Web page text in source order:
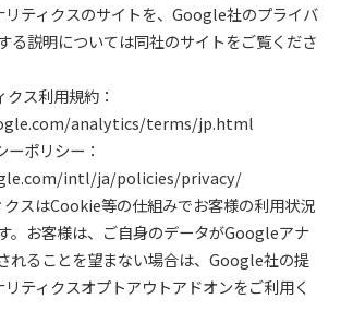
ティクスのサイトを、Google社のプライバ
る説明については同社のサイトをご覧くださ
ス利用規約：
analytics/terms/jp.html
ポリシー：
intl/ja/policies/privacy/
スはCookie等の仕組みでお客様の利用状況
。お客様は、ご自身のデータがGoogleアナ
れることを望まない場合は、Google社の提
ティクスオプトアウトアドオンをご利用く